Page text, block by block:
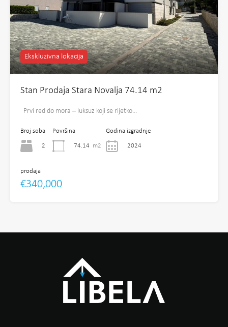
Ekskluzivna lokacija
Stan Prodaja Stara Novalja 74.14 m2
Prvi red do mora – luksuz koji se rijetko…
Broj soba
2
Površina
74.14 m2
Godina izgradnje
2024
prodaja
€340,000